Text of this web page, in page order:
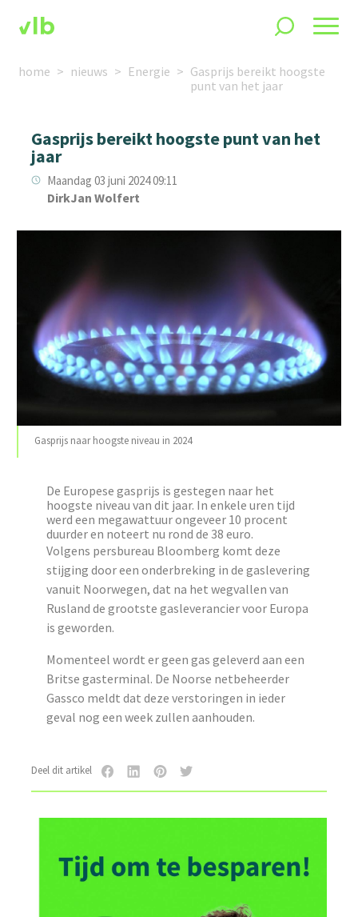
home nieuws Energie
Gasprijs bereikt hoogste
punt van het jaar
Gasprijs bereikt hoogste punt van het
jaar
Maandag 03 juni 2024 09:11
DirkJan Wolfert
Gasprijs naar hoogste niveau in 2024
De Europese gasprijs is gestegen naar het
hoogste niveau van dit jaar. In enkele uren tijd
werd een megawattuur ongeveer 10 procent
duurder en noteert nu rond de 38 euro.
Volgens persbureau Bloomberg komt deze
stijging door een onderbreking in de gaslevering
vanuit Noorwegen, dat na het wegvallen van
Rusland de grootste gasleverancier voor Europa
is geworden.
Momenteel wordt er geen gas geleverd aan een
Britse gasterminal. De Noorse netbeheerder
Gassco meldt dat deze verstoringen in ieder
geval nog een week zullen aanhouden.
Deel dit artikel